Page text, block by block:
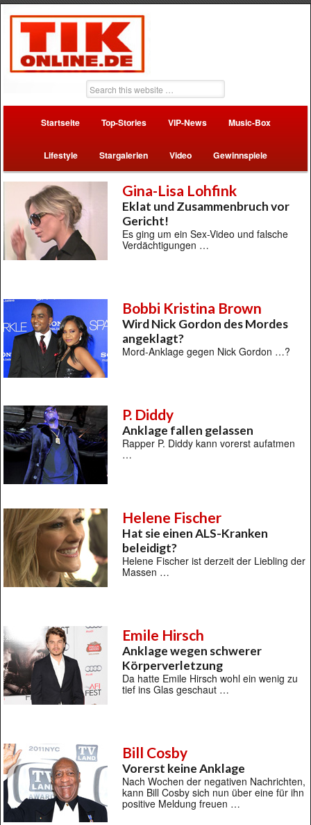
Startseite Top-Stories VIP-News Music-Box
Lifestyle Stargalerien Video Gewinnspiele
Gina-Lisa Lohfink
Eklat und Zusammenbruch vor
Gericht!
Es ging um ein Sex-Video und falsche
Verdächtigungen …
Bobbi Kristina Brown
Wird Nick Gordon des Mordes
angeklagt?
Mord-Anklage gegen Nick Gordon …?
P. Diddy
Anklage fallen gelassen
Rapper P. Diddy kann vorerst aufatmen
…
Helene Fischer
Hat sie einen ALS-Kranken
beleidigt?
Helene Fischer ist derzeit der Liebling der
Massen …
Emile Hirsch
Anklage wegen schwerer
Körperverletzung
Da hatte Emile Hirsch wohl ein wenig zu
tief ins Glas geschaut …
Bill Cosby
Vorerst keine Anklage
Nach Wochen der negativen Nachrichten,
kann Bill Cosby sich nun über eine für ihn
positive Meldung freuen …